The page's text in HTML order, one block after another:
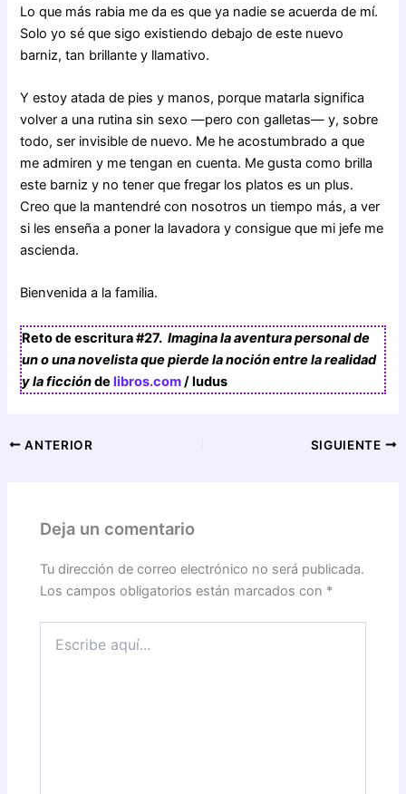
Lo que más rabia me da es que ya nadie se acuerda de mí.
Solo yo sé que sigo existiendo debajo de este nuevo
barniz, tan brillante y llamativo.
Y estoy atada de pies y manos, porque matarla significa
volver a una rutina sin sexo —pero con galletas— y, sobre
todo, ser invisible de nuevo. Me he acostumbrado a que
me admiren y me tengan en cuenta. Me gusta como brilla
este barniz y no tener que fregar los platos es un plus.
Creo que la mantendré con nosotros un tiempo más, a ver
si les enseña a poner la lavadora y consigue que mi jefe me
ascienda.
Bienvenida a la familia.
Reto de escritura #27.Imagina la aventura personal de
un o una novelista que pierde la noción entre la realidad
y la ficciónde libros.com/ ludus
ANTERIOR SIGUIENTE
Deja un comentario
Tu dirección de correo electrónico no será publicada.
Los campos obligatorios están marcados con *
aquí...